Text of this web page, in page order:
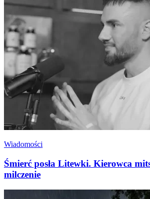
Wiadomości
Śmierć posła Litewki. Kierowca
milczenie